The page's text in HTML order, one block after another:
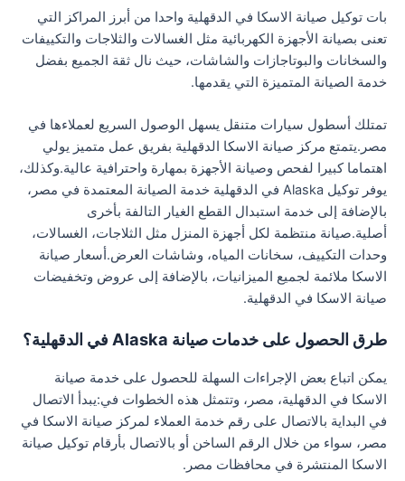
بات توكيل صيانة الاسكا في الدقهلية واحدا من أبرز المراكز التي
تعنى بصيانة الأجهزة الكهربائية مثل الغسالات والثلاجات والتكييفات
والسخانات والبوتاجازات والشاشات، حيث نال ثقة الجميع بفضل
خدمة الصيانة المتميزة التي يقدمها.
تمتلك أسطول سيارات متنقل يسهل الوصول السريع لعملاءها في
مصر.يتمتع مركز صيانة الاسكا الدقهلية بفريق عمل متميز يولي
اهتماما كبيرا لفحص وصيانة الأجهزة بمهارة واحترافية عالية.وكذلك،
يوفر توكيل Alaska في الدقهلية خدمة الصيانة المعتمدة في مصر،
بالإضافة إلى خدمة استبدال القطع الغيار التالفة بأخرى
أصلية.صيانة منتظمة لكل أجهزة المنزل مثل الثلاجات، الغسالات،
وحدات التكييف، سخانات المياه، وشاشات العرض.أسعار صيانة
الاسكا ملائمة لجميع الميزانيات، بالإضافة إلى عروض وتخفيضات
صيانة الاسكا في الدقهلية.
طرق الحصول على خدمات صيانة Alaska في الدقهلية؟
يمكن اتباع بعض الإجراءات السهلة للحصول على خدمة صيانة
الاسكا في الدقهلية، مصر، وتتمثل هذه الخطوات في:يبدأ الاتصال
في البداية بالاتصال على رقم خدمة العملاء لمركز صيانة الاسكا في
مصر، سواء من خلال الرقم الساخن أو بالاتصال بأرقام توكيل صيانة
الاسكا المنتشرة في محافظات مصر.